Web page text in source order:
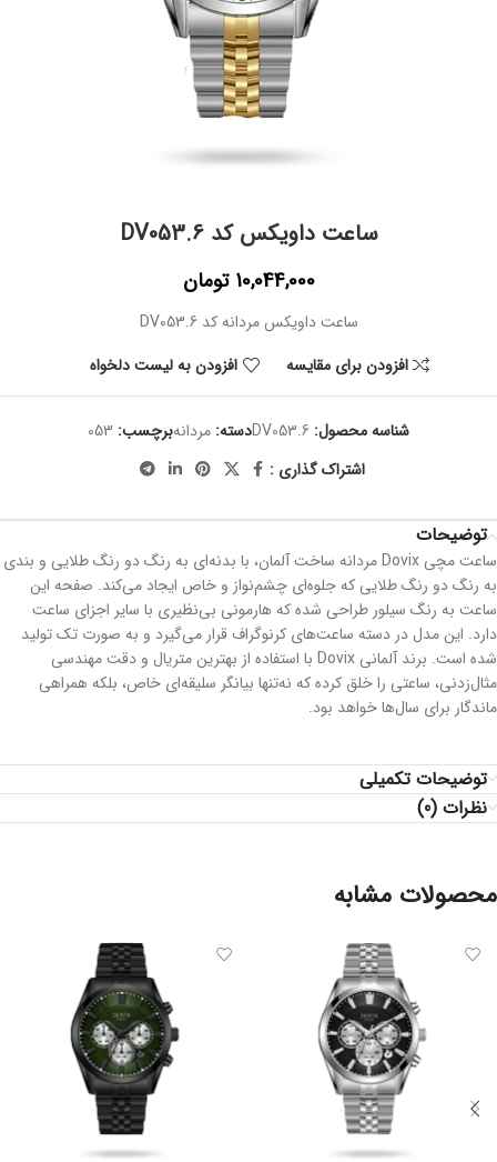
ساعت داویکس کد DV053.6
10,044,000 تومان
ساعت داویکس مردانه کد DV053.6
افزودن برای مقایسه
افزودن به لیست دلخواه
شناسه محصول: DV053.6دسته: مردانهبرچسب: 053
اشتراک گذاری :
توضیحات
ساعت مچی Dovix مردانه ساخت آلمان، با بدنه‌ای به رنگ دو رنگ طلایی و بندی
به رنگ دو رنگ طلایی که جلوه‌ای چشم‌نواز و خاص ایجاد می‌کند. صفحه این
ساعت به رنگ سیلور طراحی شده که هارمونی بی‌نظیری با سایر اجزای ساعت
دارد. این مدل در دسته ساعت‌های کرنوگراف قرار می‌گیرد و به صورت تک تولید
شده است. برند آلمانی Dovix با استفاده از بهترین متریال و دقت مهندسی
مثال‌زدنی، ساعتی را خلق کرده که نه‌تنها بیانگر سلیقه‌ای خاص، بلکه همراهی
ماندگار برای سال‌ها خواهد بود.
توضیحات تکمیلی
نظرات (0)
محصولات مشابه